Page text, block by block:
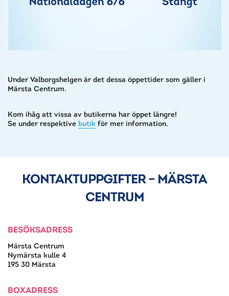
Under Valborgshelgen är det dessa öppettider som gäller i
Märsta Centrum.
Kom ihåg att vissa av butikerna har öppet längre!
Se under respektive butik för mer information.
KONTAKTUPPGIFTER – MÄRSTA
CENTRUM
BESÖKSADRESS
Märsta Centrum
Nymärsta kulle 4
195 30 Märsta
BOXADRESS